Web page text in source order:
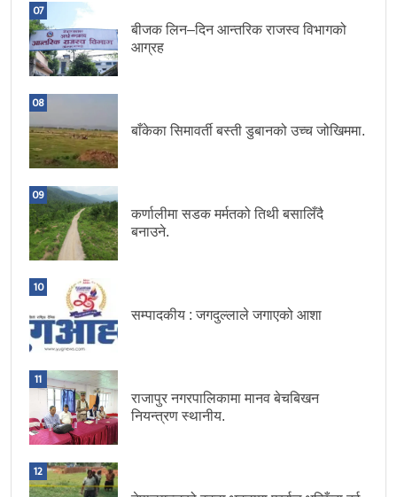
07
बीजक लिन–दिन आन्तरिक राजस्व विभागको
आग्रह
08
बाँकेका सिमावर्ती बस्ती डुबानको उच्च जोखिममा.
09
कर्णालीमा सडक मर्मतको तिथी बसालिँदै
बनाउने.
10
सम्पादकीय : जगदुल्लाले जगाएको आशा
11
राजापुर नगरपालिकामा मानव बेचबिखन
नियन्त्रण स्थानीय.
12